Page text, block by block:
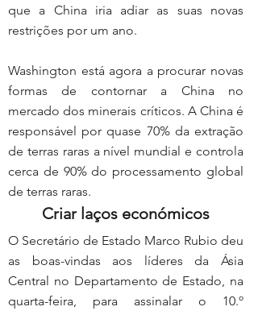
que a China iria adiar as suas novas
restrições por um ano.
Washington está agora a procurar novas
formas de contornar a China no
mercado dos minerais críticos. A China é
responsável por quase 70% da extração
de terras raras a nível mundial e controla
cerca de 90% do processamento global
de terras raras.
Criar laços económicos
O Secretário de Estado Marco Rubio deu
as boas-vindas aos líderes da Ásia
Central no Departamento de Estado, na
quarta-feira, para assinalar o 10.º